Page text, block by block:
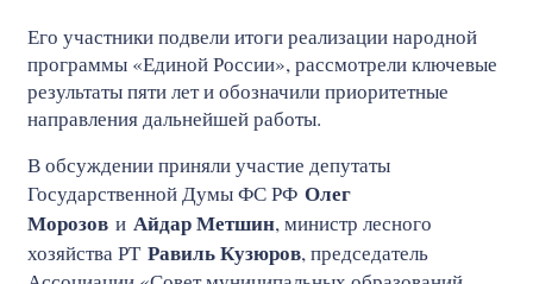
Его участники подвели итоги реализации народной
программы «Единой России», рассмотрели ключевые
результаты пяти лет и обозначили приоритетные
направления дальнейшей работы.
В обсуждении приняли участие депутаты
Государственной Думы ФС РФ Олег
Морозов и Айдар Метшин, министр лесного
хозяйства РТ Равиль Кузюров, председатель